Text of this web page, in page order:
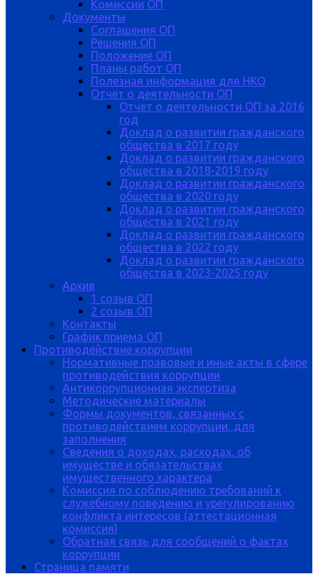
Комиссии ОП
Документы
Соглашения ОП
Решения ОП
Положение ОП
Планы работ ОП
Полезная информация для НКО
Отчет о деятельности ОП
Отчет о деятельности ОП за 2016
год
Доклад о развитии гражданского
общества в 2017 году
Доклад о развитии гражданского
общества в 2018-2019 году
Доклад о развитии гражданского
общества в 2020 году
Доклад о развитии гражданского
общества в 2021 году
Доклад о развитии гражданского
общества в 2022 году
Доклад о развитии гражданского
общества в 2023-2025 году
Архив
1 созыв ОП
2 созыв ОП
Контакты
График приема ОП
Противодействие коррупции
Нормативные правовые и иные акты в сфере
противодействия коррупции
Антикоррупционная экспертиза
Методические материалы
Формы документов, связанных с
противодействием коррупции, для
заполнения
Сведения о доходах, расходах, об
имуществе и обязательствах
имущественного характера
Комиссия по соблюдению требований к
служебному поведению и урегулированию
конфликта интересов (аттестационная
комиссия)
Обратная связь для сообщений о фактах
коррупции
Страница памяти